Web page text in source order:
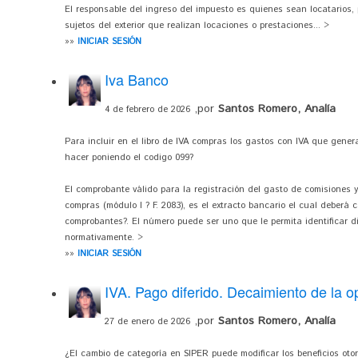
El responsable del ingreso del impuesto es quienes sean
sujetos del exterior que realizan locaciones o prestaciones... >
»» INICIAR SESIÓN
Iva Banco
4 de febrero de 2026 ,por Santos Romero, Analía
Para incluir en el libro de IVA compras los gastos con IVA que
hacer poniendo el codigo 099?
El comprobante válido para la registración del gasto de comisiones
compras (módulo I ? F. 2083), es el extracto bancario el cual deberá
comprobantes?. El número puede ser uno que le permita identificar
normativamente. >
»» INICIAR SESIÓN
IVA. Pago diferido. Decaimiento de la
27 de enero de 2026 ,por Santos Romero, Analía
¿El cambio de categoría en SIPER puede modificar los beneficios